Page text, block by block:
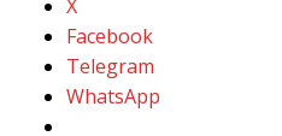
X
Facebook
Telegram
WhatsApp